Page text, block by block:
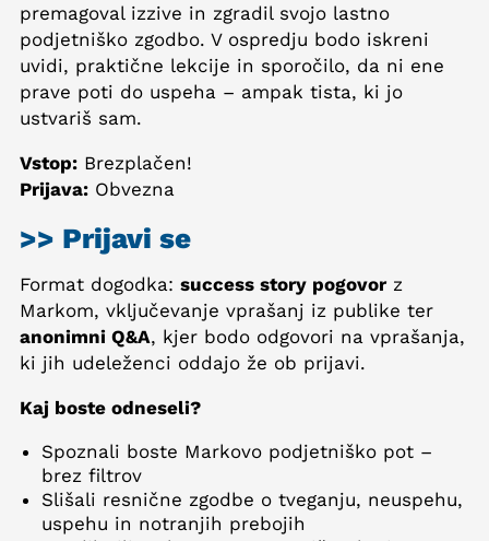
premagoval izzive in zgradil svojo lastno
podjetniško zgodbo. V ospredju bodo iskreni
uvidi, praktične lekcije in sporočilo, da ni ene
prave poti do uspeha – ampak tista, ki jo
ustvariš sam.
Vstop: Brezplačen!
Prijava: Obvezna
>> Prijavi se
Format dogodka: success story pogovor z
Markom, vključevanje vprašanj iz publike ter
anonimni Q&A, kjer bodo odgovori na vprašanja,
ki jih udeleženci oddajo že ob prijavi.
Kaj boste odneseli?
Spoznali boste Markovo podjetniško pot –
brez filtrov
Slišali resnične zgodbe o tveganju, neuspehu,
uspehu in notranjih prebojih